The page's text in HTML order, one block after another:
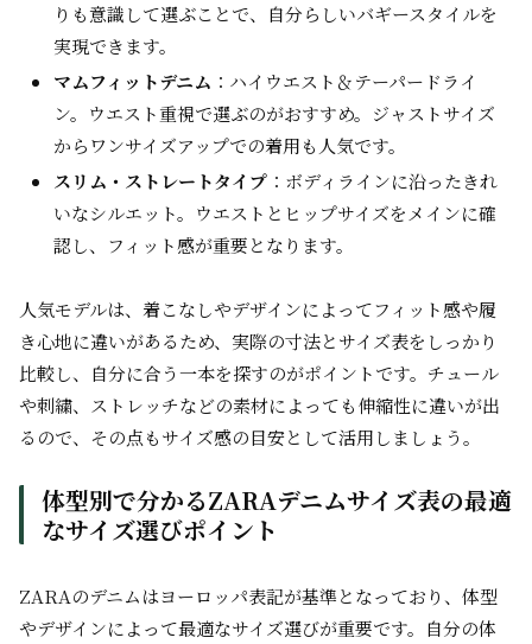
りも意識して選ぶことで、自分らしいバギースタイルを
実現できます。
マムフィットデニム ：ハイウエスト＆テーパードライ
ン。ウエスト重視で選ぶのがおすすめ。ジャストサイズ
からワンサイズアップでの着用も人気です。
スリム・ストレートタイプ ：ボディラインに沿ったきれ
いなシルエット。ウエストとヒップサイズをメインに確
認し、フィット感が重要となります。
人気モデルは、着こなしやデザインによってフィット感や履
き心地に違いがあるため、実際の寸法とサイズ表をしっかり
比較し、自分に合う一本を探すのがポイントです。チュール
や刺繍、ストレッチなどの素材によっても伸縮性に違いが出
るので、その点もサイズ感の目安として活用しましょう。
体型別で分かるZARAデニムサイズ表の最適
なサイズ選びポイント
ZARAのデニムはヨーロッパ表記が基準となっており、体型
やデザインによって最適なサイズ選びが重要です。自分の体